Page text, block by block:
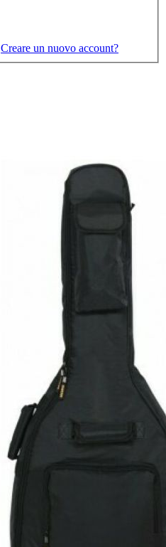
Creare un nuovo account?